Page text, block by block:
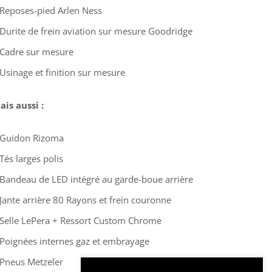
pied Arlen Ness
de frein aviation sur mesure Goodridge
sur mesure
et finition sur mesure
aussi :
Rizoma
larges polis
de LED intégré au garde-boue arrière
arrière 80 Rayons et frein couronne
LePera + Ressort Custom Chrome
internes gaz et embrayage
Metzeler